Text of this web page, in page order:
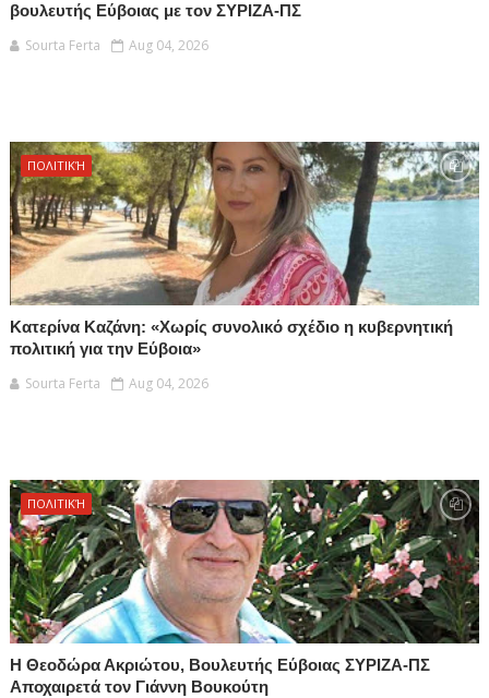
βουλευτής Εύβοιας με τον ΣΥΡΙΖΑ-ΠΣ
Sourta Ferta
Aug 04, 2026
ΠΟΛΙΤΙΚΉ
Κατερίνα Καζάνη: «Χωρίς συνολικό σχέδιο η κυβερνητική
πολιτική για την Εύβοια»
Sourta Ferta
Aug 04, 2026
ΠΟΛΙΤΙΚΉ
Η Θεοδώρα Ακριώτου, Βουλευτής Εύβοιας ΣΥΡΙΖΑ-ΠΣ
Αποχαιρετά τον Γιάννη Βουκούτη